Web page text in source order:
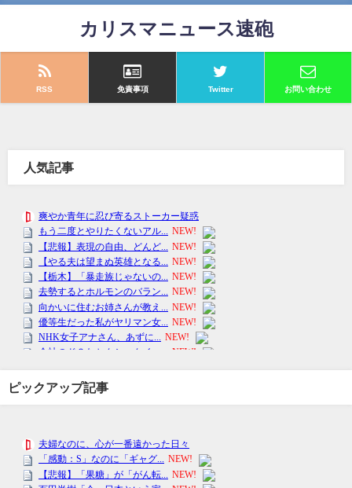
カリスマニュース速砲
RSS 免責事項 Twitter お問い合わせ
人気記事
ピックアップ記事